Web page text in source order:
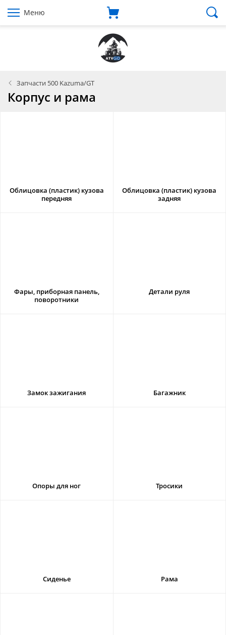
Меню
Запчасти 500 Kazuma/GT
Корпус и рама
Облицовка (пластик) кузова
передняя
Облицовка (пластик) кузова
задняя
Фары, приборная панель,
поворотники
Детали руля
Замок зажигания Багажник
Опоры для ног Тросики
Сиденье Рама